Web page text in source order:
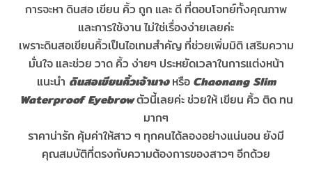
การจะหา ดินสอ เขียน คิ้ว ถูก และ ดี ที่ตอบโจทย์ทั้งคุณภาพ
และการใช้งาน ไม่ใช่เรื่องง่ายเลยค่ะ
เพราะดินสอเขียนคิ้วเป็นไอเทมสำคัญ ที่ช่วยเพิ่มมิติ เสริมความ
มั่นใจ และช่วย วาด คิ้ว ง่ายๆ ประหยัดเวลาในการแต่งหน้า
แนะนำ ดินสอเขียนคิ้วเจ้านางหรือ Chaonang Slim
Waterproof Eyebrowตัวนี้เลยค่ะ ช่วยให้ เขียน คิ้ว ติด ทน
มากๆ
ราคาน่ารัก คุ้มค่าให้สาว ๆ ทุกคนได้ลองอย่างแน่นอน ยังมี
คุณสมบัติที่ตรงกับความต้องการของสาวๆ อีกด้วย